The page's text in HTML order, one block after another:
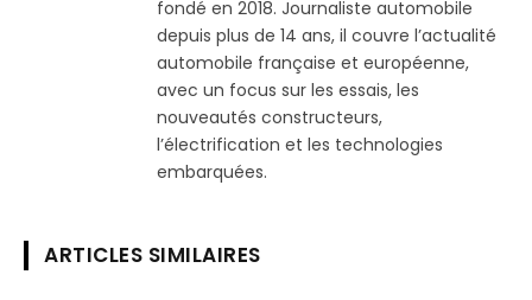
fondé en 2018. Journaliste automobile
depuis plus de 14 ans, il couvre l’actualité
automobile française et européenne,
avec un focus sur les essais, les
nouveautés constructeurs,
l’électrification et les technologies
embarquées.
ARTICLES SIMILAIRES